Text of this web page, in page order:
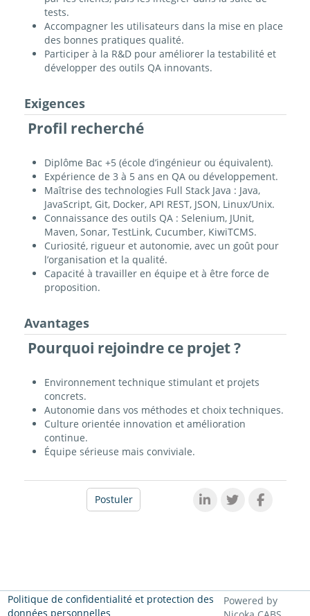
tests.
Accompagner les utilisateurs dans la mise en place
des bonnes pratiques qualité.
Participer à la R&D pour améliorer la testabilité et
développer des outils QA innovants.
Exigences
Profil recherché
Diplôme Bac +5 (école d’ingénieur ou équivalent).
Expérience de 3 à 5 ans en QA ou développement.
Maîtrise des technologies Full Stack Java : Java,
JavaScript, Git, Docker, API REST, JSON, Linux/Unix.
Connaissance des outils QA : Selenium, JUnit,
Maven, Sonar, TestLink, Cucumber, KiwiTCMS.
Curiosité, rigueur et autonomie, avec un goût pour
l’organisation et la qualité.
Capacité à travailler en équipe et à être force de
proposition.
Avantages
Pourquoi rejoindre ce projet ?
Environnement technique stimulant et projets
concrets.
Autonomie dans vos méthodes et choix techniques.
Culture orientée innovation et amélioration
continue.
Équipe sérieuse mais conviviale.
Postuler
Politique de confidentialité et protection des
données personnelles
Powered by